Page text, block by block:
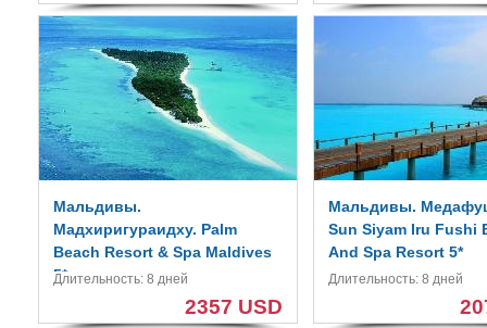
Мальдивы.
Мадхиригураидху. Palm
Beach Resort & Spa Maldives
5*
Длительность: 8 дней
2357 USD
Мальдивы.
Sun Siyam Iru Fushi
And Spa Resort 5*
Длительность: 8 дней